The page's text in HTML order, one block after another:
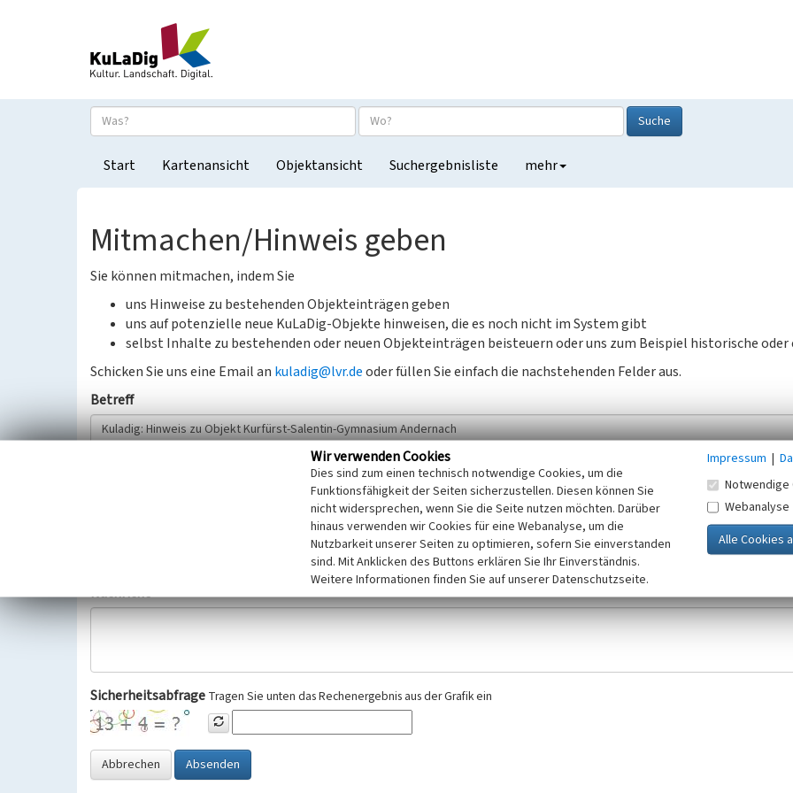
Suche
Start Kartenansicht Objektansicht Suchergebnisliste mehr
Mitmachen/Hinweis geben
Sie können mitmachen, indem Sie
uns Hinweise zu bestehenden Objekteinträgen geben
uns auf potenzielle neue KuLaDig-Objekte hinweisen, die es noch nicht im System gibt
selbst Inhalte zu bestehenden oder neuen Objekteinträgen beisteuern oder uns zum Beispiel historische oder
Schicken Sie uns eine Email an kuladig@lvr.deoder füllen Sie einfach die nachstehenden Felder aus.
Betreff
Wir bitten Sie um freiwillige Angabe Ihres Namens und Ihrer E-Mail-Adresse. Ihre Angaben werden ausschließlich im Rahmen der KuLaDig-
Selbstverständlich werden diese entsprechend der Vorschriften des Telemediengesetzes, des Datenschutzgesetzes NRW und der seit
Datenschutzgrundverordnung (EU-DSGVO) vertraulich behandelt, beachten Sie bitte unsere Hinweise zumDatenschutz
Nachricht
Sicherheitsabfrage Tragen Sie unten das Rechenergebnis aus der Grafik ein
Abbrechen Absenden
Wir verwenden Cookies
Dies sind zum einen technisch notwendige Cookies, um die
Funktionsfähigkeit der Seiten sicherzustellen. Diesen können Sie
nicht widersprechen, wenn Sie die Seite nutzen möchten. Darüber
hinaus verwenden wir Cookies für eine Webanalyse, um die
Nutzbarkeit unserer Seiten zu optimieren, sofern Sie einverstanden
sind. Mit Anklicken des Buttons erklären Sie Ihr Einverständnis.
Weitere Informationen finden Sie auf unserer Datenschutzseite.
Impressum |
Notwendige
Webanalyse